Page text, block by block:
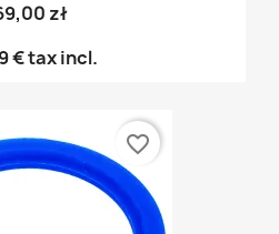
zł
€tax incl.
favorite_border